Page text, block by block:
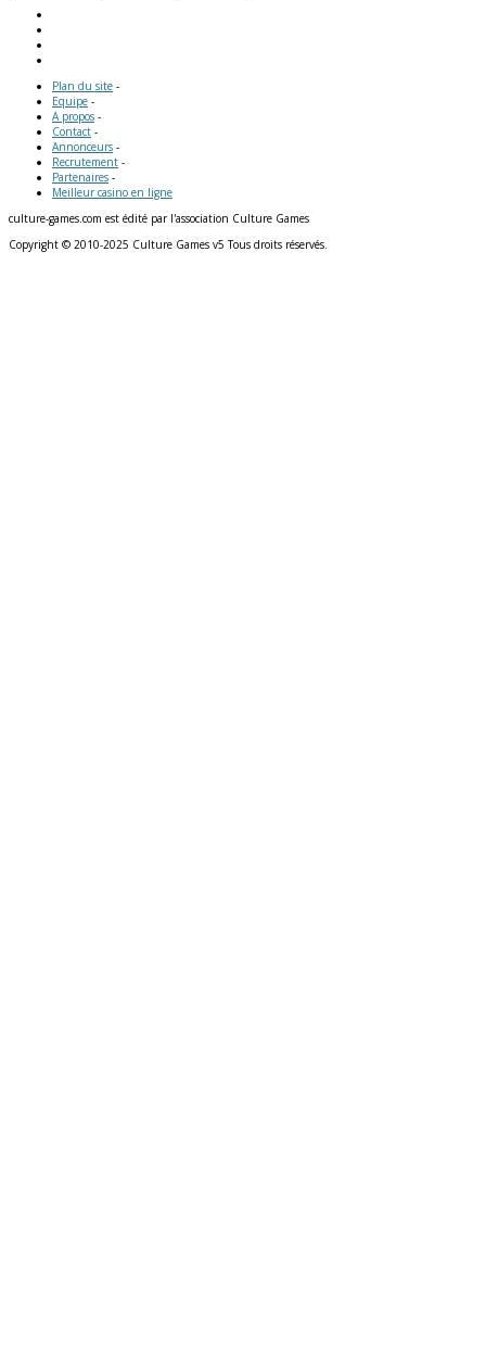
Plan du site -
Equipe -
A propos -
Contact -
Annonceurs -
Recrutement -
Partenaires -
Meilleur casino en ligne
culture-games.com est édité par l'association Culture Games
Copyright © 2010-2025 Culture Games v5 Tous droits réservés.